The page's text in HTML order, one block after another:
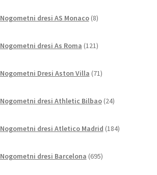
Nogometni dresi AS Monaco 8izdelkov
Nogometni dresi As Roma 121izdelkov
Nogometni Dresi Aston Villa 71izdelkov
Nogometni dresi Athletic Bilbao 24izdelkov
Nogometni dresi Atletico Madrid 184izdelkov
Nogometni dresi Barcelona 695izdelkov